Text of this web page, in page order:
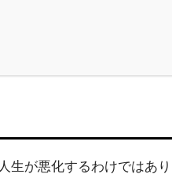
生が悪化するわけではあり